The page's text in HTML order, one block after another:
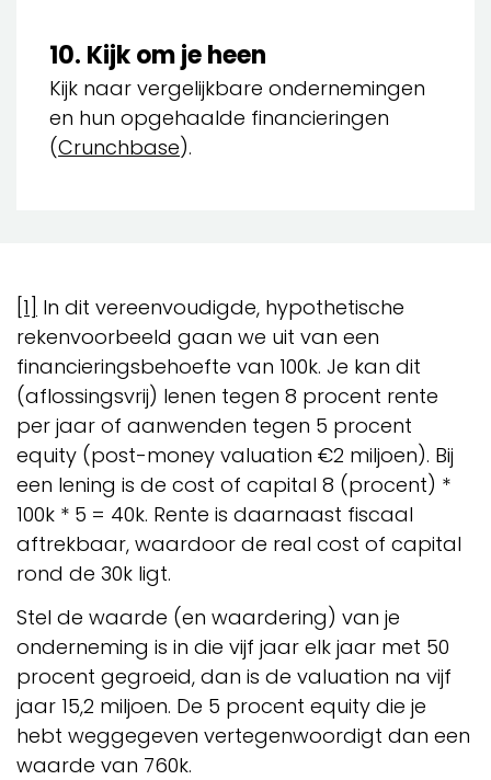
10. Kijk om je heen
Kijk naar vergelijkbare ondernemingen
en hun opgehaalde financieringen
(Crunchbase).
[1] In dit vereenvoudigde, hypothetische
rekenvoorbeeld gaan we uit van een
financieringsbehoefte van 100k. Je kan dit
(aflossingsvrij) lenen tegen 8 procent rente
per jaar of aanwenden tegen 5 procent
equity (post-money valuation €2 miljoen). Bij
een lening is de cost of capital 8 (procent) *
100k * 5 = 40k. Rente is daarnaast fiscaal
aftrekbaar, waardoor de real cost of capital
rond de 30k ligt.
Stel de waarde (en waardering) van je
onderneming is in die vijf jaar elk jaar met 50
procent gegroeid, dan is de valuation na vijf
jaar 15,2 miljoen. De 5 procent equity die je
hebt weggegeven vertegenwoordigt dan een
waarde van 760k.